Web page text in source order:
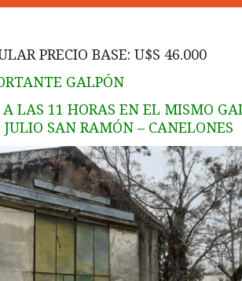
PRECIO BASE: U$S 46.000
GALPÓN
LAS 11 HORAS EN EL MISMO
JULIO SAN RAMÓN – CANELONES